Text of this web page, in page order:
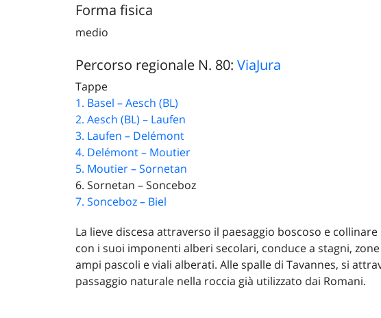
Forma fisica
medio
Percorso regionale N. 80: ViaJura
Tappe
1. Basel – Aesch (BL)
2. Aesch (BL) – Laufen
3. Laufen – Delémont
4. Delémont – Moutier
5. Moutier – Sornetan
6. Sornetan – Sonceboz
7. Sonceboz – Biel
La lieve discesa attraverso il paesaggio boscoso e collinare
con i suoi imponenti alberi secolari, conduce a stagni,
ampi pascoli e viali alberati. Alle spalle di Tavannes, si
passaggio naturale nella roccia già utilizzato dai Romani.